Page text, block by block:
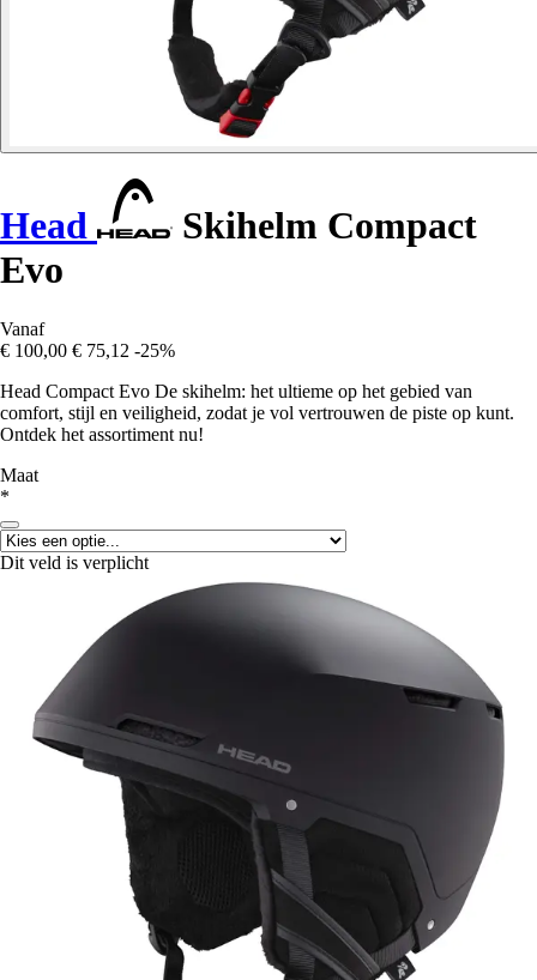
Head
Skihelm Compact
Evo
Vanaf
€ 100,00 € 75,12 -25%
Head Compact Evo De skihelm: het ultieme op het gebied van
comfort, stijl en veiligheid, zodat je vol vertrouwen de piste op kunt.
Ontdek het assortiment nu!
Maat
*
Dit veld is verplicht